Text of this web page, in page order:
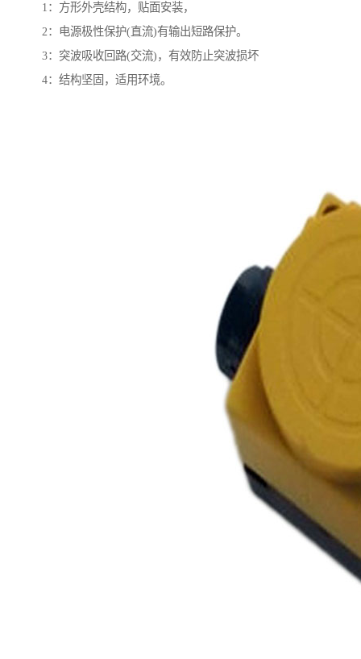
1：方形外壳结构，贴面安装，
2：电源极性保护(直流)有输出短路保护。
3：突波吸收回路(交流)，有效防止突波损坏
4：结构坚固，适用环境。